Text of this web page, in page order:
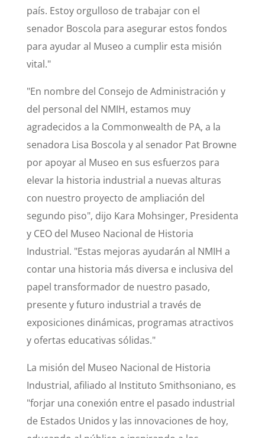
país. Estoy orgulloso de trabajar con el
senador Boscola para asegurar estos fondos
para ayudar al Museo a cumplir esta misión
vital."
"En nombre del Consejo de Administración y
del personal del NMIH, estamos muy
agradecidos a la Commonwealth de PA, a la
senadora Lisa Boscola y al senador Pat Browne
por apoyar al Museo en sus esfuerzos para
elevar la historia industrial a nuevas alturas
con nuestro proyecto de ampliación del
segundo piso", dijo Kara Mohsinger, Presidenta
y CEO del Museo Nacional de Historia
Industrial. "Estas mejoras ayudarán al NMIH a
contar una historia más diversa e inclusiva del
papel transformador de nuestro pasado,
presente y futuro industrial a través de
exposiciones dinámicas, programas atractivos
y ofertas educativas sólidas."
La misión del Museo Nacional de Historia
Industrial, afiliado al Instituto Smithsoniano, es
"forjar una conexión entre el pasado industrial
de Estados Unidos y las innovaciones de hoy,